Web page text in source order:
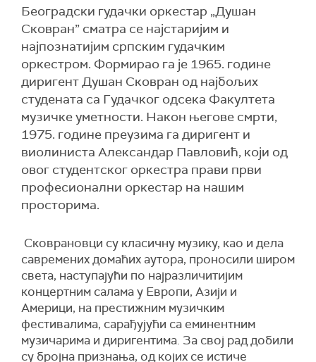
Београдски гудачки оркестар „Душан
Сковран” сматра се најстаријим и
најпознатијим српским гудачким
оркестром. Формирао га је 1965. године
диригент Душан Сковран од најбољих
студената са Гудачког одсека Факултета
музичке уметности. Након његове смрти,
1975. године преузима га диригент и
виолиниста Александар Павловић, који од
овог студентског оркестра прави први
професионални оркестар на нашим
просторима.
Сковрановци су класичну музику, као и дела
савремених домаћих аутора, проносили широм
света, наступајући по најразличитијим
концертним салама у Европи, Азији и
Америци, на престижним музичким
фестивалима, сарађујући са еминентним
музичарима и диригентима. За свој рад добили
су бројна признања, од којих се истиче